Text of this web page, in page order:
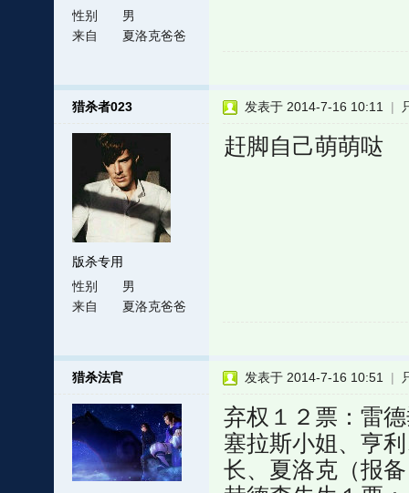
性别
男
来自
夏洛克爸爸
猎杀者023
版杀专用
性别
男
来自
夏洛克爸爸
发表于 2014-7-16 10:11 |
赶脚自己萌萌哒
猎杀法官 发表于 2014-7-16 10:51 |
弃权１２票：雷
塞拉斯小姐、亨
长、夏洛克（报